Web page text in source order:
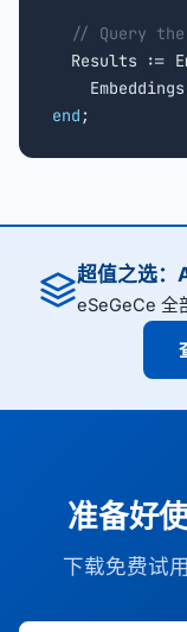
// Query
Results :=
end ;
超值之选
eSeGeCe 全
准备好
下载免费试